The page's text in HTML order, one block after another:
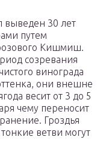
выведен 30 лет
путем
Кишмиш.
созревания
винограда
они внешне
весит от 3 до 5
чему переносит
Гроздья
ветви могут